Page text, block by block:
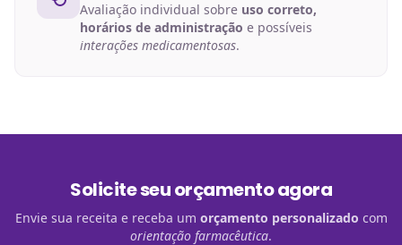
Avaliação individual sobre uso correto,
horários de administração e possíveis
interações medicamentosas.
Solicite seu orçamento agora
Envie sua receita e receba um orçamento personalizado com
orientação farmacêutica.